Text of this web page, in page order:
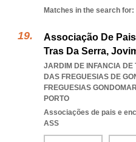
Matches in the search for:
Associação De
Tras Da Serra,
JARDIM DE INFANCIA
DAS FREGUESIAS DE
FREGUESIAS
PORTO
Associações de pais e
ASS